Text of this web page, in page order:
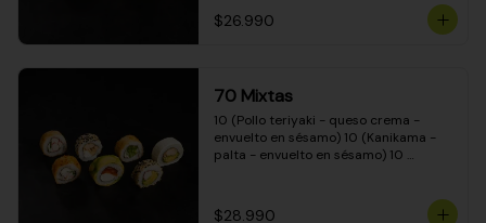
crema - cebollín) 10 (Carne - queso
crema - cebollín)
$26.990
70 Mixtas
10 (Pollo teriyaki - queso crema -
envuelto en sésamo) 10 (Kanikama -
palta - envuelto en sésamo) 10
- envuelto en queso crema) 10
$28.990